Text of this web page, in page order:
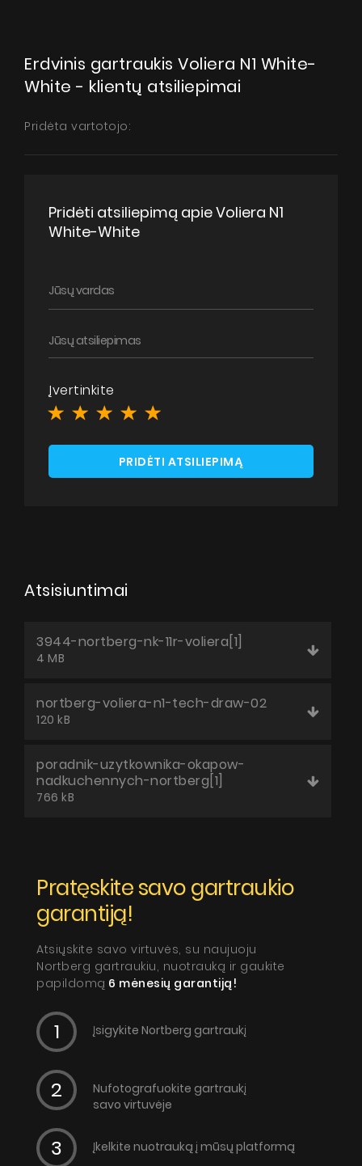
Erdvinis gartraukis Voliera N1 White-
White - klientų atsiliepimai
Pridėta vartotojo:
Pridėti atsiliepimą apie Voliera N1
White-White
Įvertinkite
PRIDĖTI ATSILIEPIMĄ
Atsisiuntimai
3944-nortberg-nk-11r-voliera[1]
4 MB
nortberg-voliera-n1-tech-draw-02
120 kB
poradnik-uzytkownika-okapow-
nadkuchennych-nortberg[1]
766 kB
Pratęskite savo gartraukio
garantiją!
Atsiųskite savo virtuvės, su naujuoju
Nortberg gartraukiu, nuotrauką ir gaukite
papildomą 6 mėnesių garantiją!
Įsigykite Nortberg gartraukį
Nufotografuokite gartraukį
savo virtuvėje
Įkelkite nuotrauką į mūsų platformą